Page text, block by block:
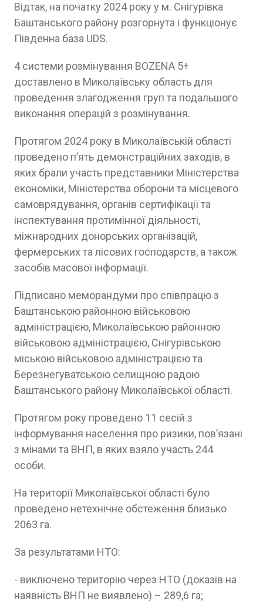
Відтак, на початку 2024 року у м. Снігурівка
Баштанського району розгорнута і функціонує
Південна база UDS.
4 системи розмінування BOZENA 5+
доставлено в Миколаївську область для
проведення злагодження груп та подальшого
виконання операцій з розмінування.
Протягом 2024 року в Миколаївській області
проведено п’ять демонстраційних заходів, в
яких брали участь представники Міністерства
економіки, Міністерства оборони та місцевого
самоврядування, органів сертифікації та
інспектування протимінної діяльності,
міжнародних донорських організацій,
фермерських та лісових господарств, а також
засобів масової інформації.
Підписано меморандуми про співпрацю з
Баштанською районною військовою
адміністрацією, Миколаївською районною
військовою адміністрацією, Снігурівською
міською військовою адміністрацією та
Березнегуватською селищною радою
Баштанського району Миколаївської області.
Протягом року проведено 11 сесій з
інформування населення про ризики, пов’язані
з мінами та ВНП, в яких взяло участь 244
особи.
На території Миколаївської області було
проведено нетехнічне обстеження близько
2063 га.
За результатами НТО:
- виключено територію через НТО (доказів на
наявність ВНП не виявлено) – 289,6 га;